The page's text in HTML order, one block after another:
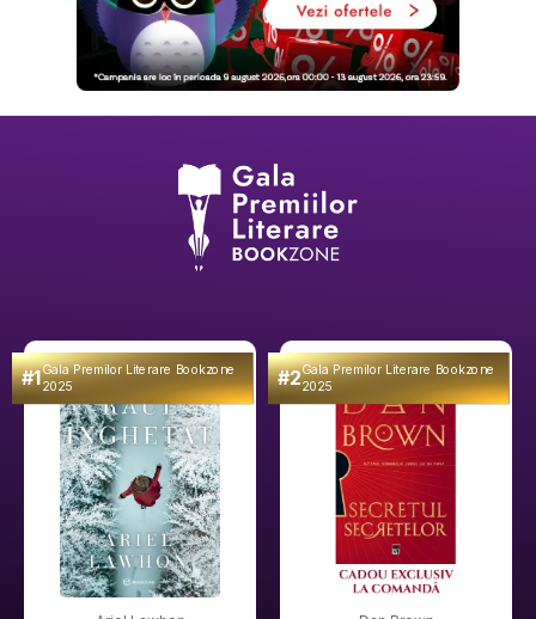
#1Gala Premilor Literare Bookzone
2025 #2Gala Premilor Literare Bookzone
2025